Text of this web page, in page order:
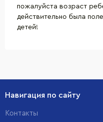
пожалуйста возраст
действительно была
детей!
Навигация по сайту
Контакты